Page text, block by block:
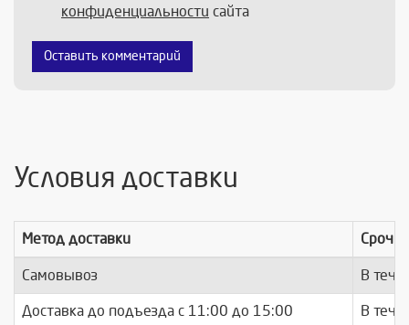
конфиденциальности сайта
Оставить комментарий
Условия доставки
Метод доставки
Самовывоз В
Доставка до подъезда c 11:00 до 15:00 В